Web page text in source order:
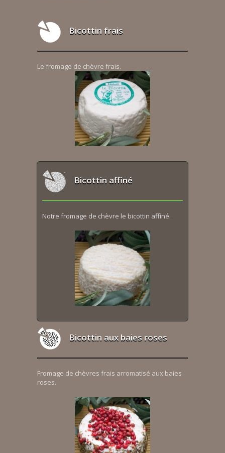
Bicottin frais
Le fromage de chèvre frais.
Bicottin affiné
Notre fromage de chèvre le bicottin affiné.
Bicottin aux baies roses
Fromage de chèvres frais arromatisé aux baies
roses.